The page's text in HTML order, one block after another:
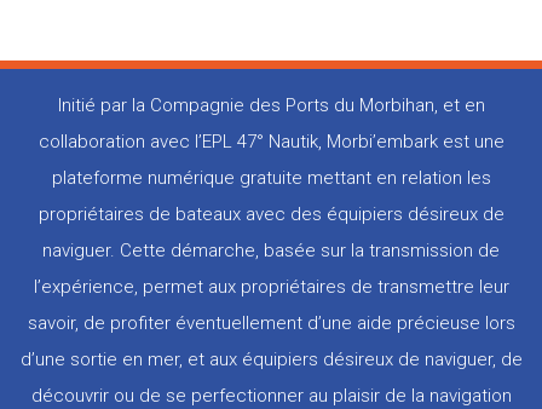
Initié par la Compagnie des Ports du Morbihan, et en
collaboration avec l’EPL 47° Nautik, Morbi’embark est une
plateforme numérique gratuite mettant en relation les
propriétaires de bateaux avec des équipiers désireux de
naviguer. Cette démarche, basée sur la transmission de
l’expérience, permet aux propriétaires de transmettre leur
savoir, de profiter éventuellement d’une aide précieuse lors
d’une sortie en mer, et aux équipiers désireux de naviguer, de
découvrir ou de se perfectionner au plaisir de la navigation